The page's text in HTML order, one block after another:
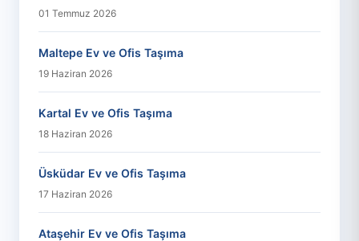
01 Temmuz 2026
Maltepe Ev ve Ofis Taşıma
19 Haziran 2026
Kartal Ev ve Ofis Taşıma
18 Haziran 2026
Üsküdar Ev ve Ofis Taşıma
17 Haziran 2026
Ataşehir Ev ve Ofis Taşıma